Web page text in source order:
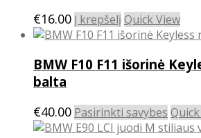
€16.00 Į krepšelį Quick View
BMW F10 F11 išorinė
balta
€40.00 Pasirinkti savybes This